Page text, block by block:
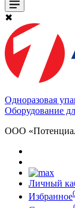
✖
Одноразовая
Оборудование
ООО
Личный
Избранное